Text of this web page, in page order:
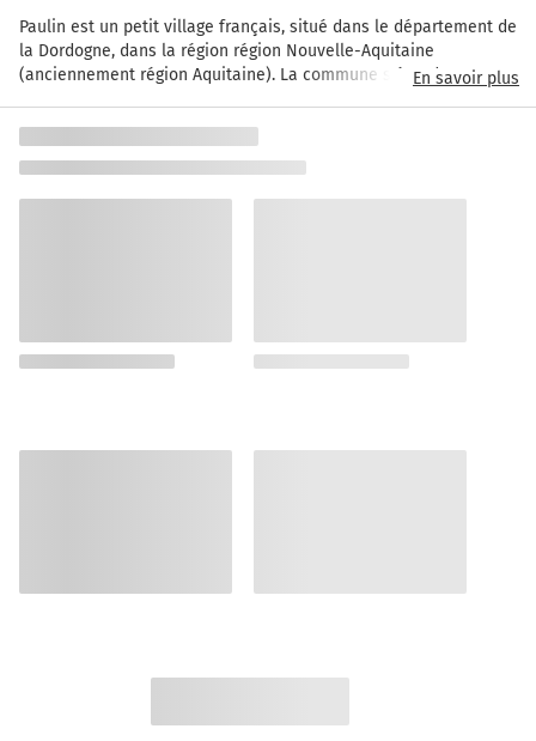
Paulin est un petit village français, situé dans le département de
la Dordogne, dans la région région Nouvelle-Aquitaine
(anciennement région Aquitaine). La commune s'étend sur 11,4
la population datant de 2014. Paulin est situé à 23 km au Sud-
Ouest de Brive-la-Gaillarde, la plus grande ville à proximité.
En savoir plus